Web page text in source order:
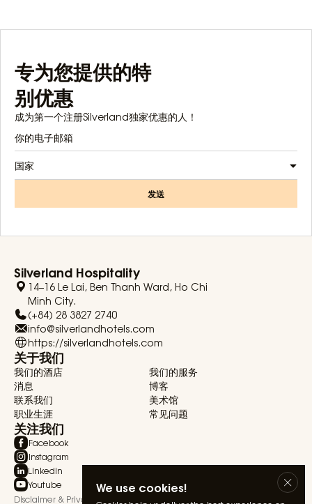
We use cookies!
专为您提供的特
别优惠
成为第一个注册Silverland独家优惠的人！
国家
发送
Silverland Hospitality
14–16 Le Lai, Ben Thanh Ward, Ho Chi
Minh City.
(+84) 28 3827 2740
info@silverlandhotels.com
https://silverlandhotels.com
关于我们
我们的酒店
我们的服务
消息
博客
联系我们
美术馆
职业生涯
常见问题
关注我们
Facebook
Instagram
Linkedin
Youtube
Disclaimer & Privacy Statement
Terms & Conditions